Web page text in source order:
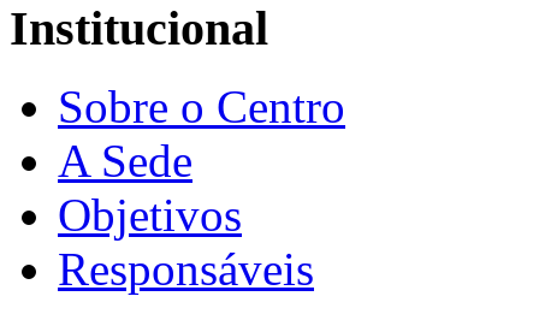
Institucional
Sobre o Centro
A Sede
Objetivos
Responsáveis